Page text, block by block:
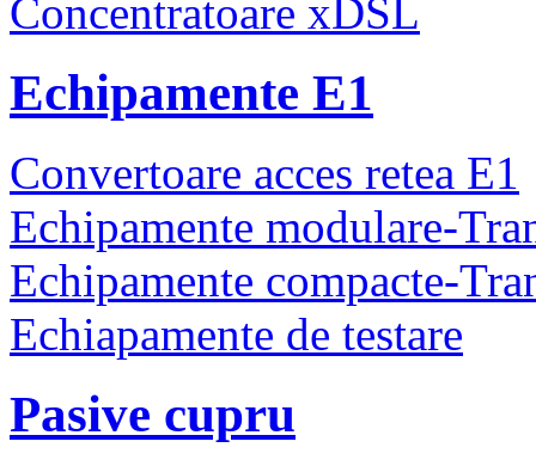
Concentratoare xDSL
Echipamente E1
Convertoare acces retea E1
Echipamente modulare-
Echipamente compacte-
Echiapamente de testare
Pasive cupru